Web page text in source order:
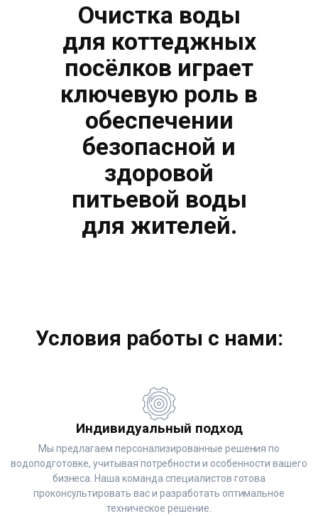
Очистка воды
для коттеджных
посёлков играет
ключевую роль в
обеспечении
безопасной и
здоровой
питьевой воды
для жителей.
Условия работы с нами:
Индивидуальный подход
Мы предлагаем персонализированные решения по
водоподготовке, учитывая потребности и особенности вашего
бизнеса. Наша команда специалистов готова
проконсультировать вас и разработать оптимальное
техническое решение.